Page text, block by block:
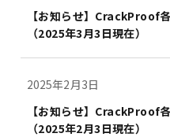
【お知らせ】CrackProof
（2025年3月3日現在）
2025年2月3日
【お知らせ】CrackProof
（2025年2月3日現在）